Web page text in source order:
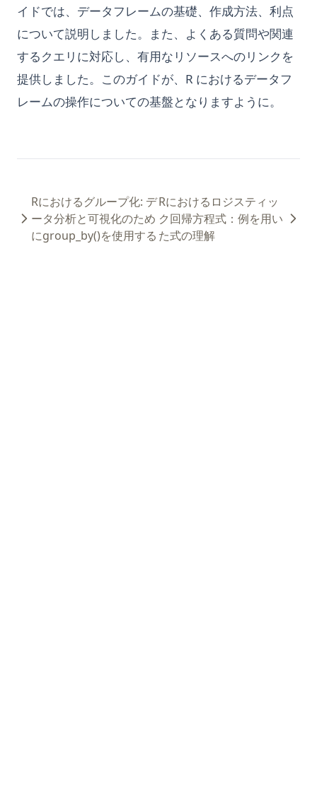
イドでは、データフレームの基礎、作成方法、利点
について説明しました。また、よくある質問や関連
するクエリに対応し、有用なリソースへのリンクを
提供しました。このガイドが、R におけるデータフ
レームの操作についての基盤となりますように。
Rにおけるグループ化: デ
ータ分析と可視化のため
にgroup_by()を使用する
Rにおけるロジスティッ
ク回帰方程式：例を用い
た式の理解